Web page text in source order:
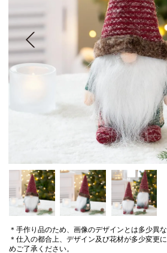
＊手作り品のため、画像のデザインとは多少異
＊仕入の都合上、デザイン及び花材が多少変更
めご了承ください。